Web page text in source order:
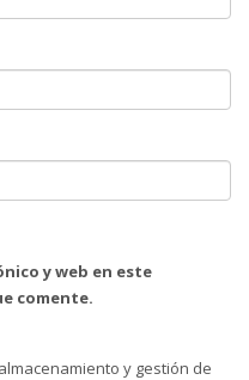
y web en este
comente.
y gestión de